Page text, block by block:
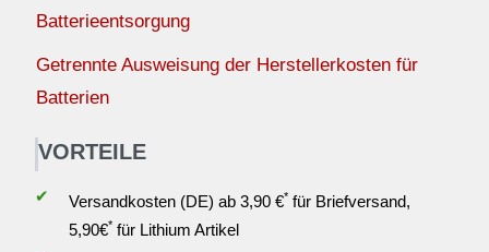
Batterieentsorgung
Getrennte Ausweisung der Herstellerkosten für
Batterien
VORTEILE
✔ Versandkosten (DE) ab 3,90 €*für Briefversand,
5,90€*für Lithium Artikel